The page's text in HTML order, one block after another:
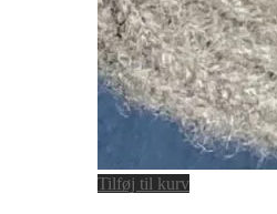
Tilføj til kurv